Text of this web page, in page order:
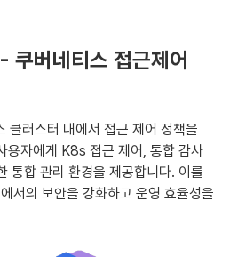
버네티스 접근제어
러스터 내에서 접근 제어 정책을
용자에게 K8s 접근 제어, 통합 감사
통합 관리 환경을 제공합니다. 이를
서의 보안을 강화하고 운영 효율성을